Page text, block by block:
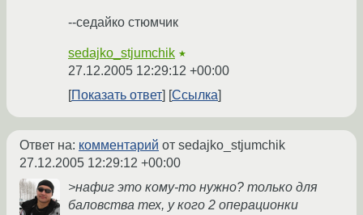
--седайко стюмчик
sedajko_stjumchik ★
27.12.2005 12:29:12 +00:00
Показать ответ
Ссылка
Ответ на: комментарий от sedajko_stjumchik
27.12.2005 12:29:12 +00:00
>нафиг это кому-то нужно? только для
баловства тех, у кого 2 операционки